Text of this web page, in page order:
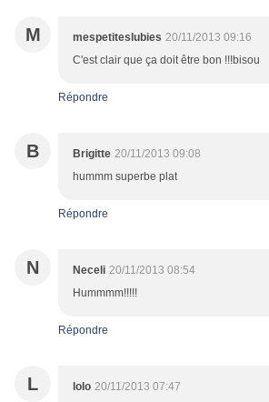
M mespetiteslubies 20/11/2013 09:16
C'est clair que ça doit être bon !!!bisou
Répondre
B Brigitte 20/11/2013 09:08
hummm superbe plat
Répondre
N Neceli 20/11/2013 08:54
Hummmm!!!!!
Répondre
L lolo 20/11/2013 07:47